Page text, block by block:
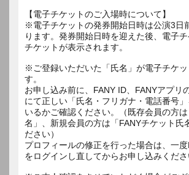
【電子チケットのご入場時について】
※電子チケットの発券開始日時は公演3日
ります。発券開始日時を迎えた後、電子
チケットが表示されます。
※ご登録いただいた「氏名」が電子チケッ
す。
お申し込み前に、FANY ID、FANYアプリ
にて正しい「氏名・フリガナ・電話番号
いるかご確認ください。（既存会員の方
名」、新規会員の方は「FANYチケット氏
ださい）
プロフィールの修正を行った場合は、一度
をログインし直してからお申し込みくだ